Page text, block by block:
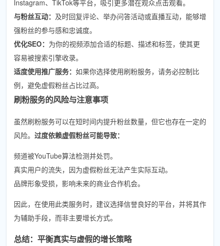
Instagram、TikTok等平台，吸引更多潜在观众点击观看。
与粉丝互动： 及时回复评论、举办问答活动或直播互动，能够增
强粉丝的参与感和忠诚度。
优化SEO： 为你的视频添加合适的标题、描述和标签，使其更
容易被搜索引擎收录。
适度使用推广服务： 如果你选择使用刷粉服务，请务必控制比
例，避免虚假粉丝占比过高。
刷粉服务的风险与注意事项
虽然刷粉服务可以在短时间内提升粉丝数量，但它也存在一定的
风险。 过度依赖虚假粉丝可能导致：
频道被YouTube算法检测并处罚。
真实用户的流失，因为虚假粉丝无法产生实际互动。
品牌形象受损，影响未来的商业合作机会。
因此，在使用此类服务时，建议选择信誉良好的平台，并将其作
为辅助手段，而非主要增长方式。
总结：平衡真实与虚假的增长策略